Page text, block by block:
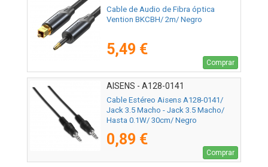
Cable de Audio de Fibra óptica
Vention BKCBH/ 2m/ Negro
5,49 €
Comprar
AISENS - A128-0141
Cable Estéreo Aisens A128-0141/
Jack 3.5 Macho - Jack 3.5 Macho/
Hasta 0.1W/ 30cm/ Negro
0,89 €
Comprar